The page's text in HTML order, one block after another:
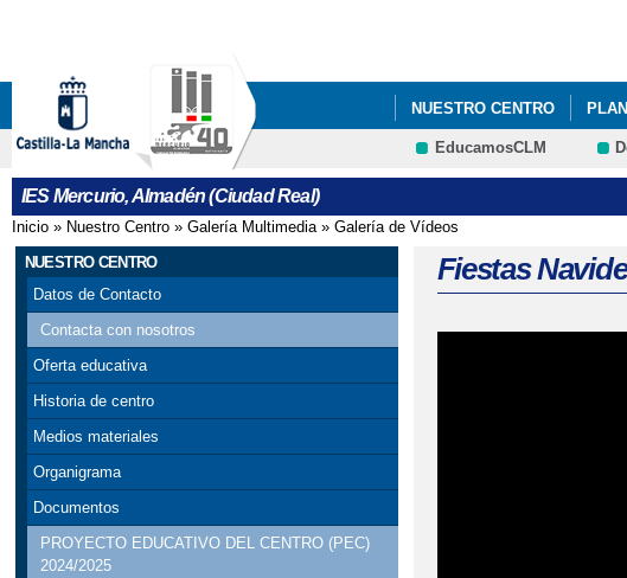
NUESTRO CENTRO
EducamosCLM
IES Mercurio, Almadén (Ciudad Real)
Se encuentra usted aquí
Inicio » Nuestro Centro » Galería Multimedia» Galería de Vídeos
NUESTRO CENTRO
Datos de Contacto
Contacta con nosotros
Oferta educativa
Historia de centro
Medios materiales
Organigrama
Documentos
PROYECTO EDUCATIVO DEL CENTRO (PEC)
2024/2025
Fiestas